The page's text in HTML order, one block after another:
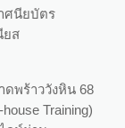
ศนียบัตร
ยส
พร้าววังหิน 68
Training)